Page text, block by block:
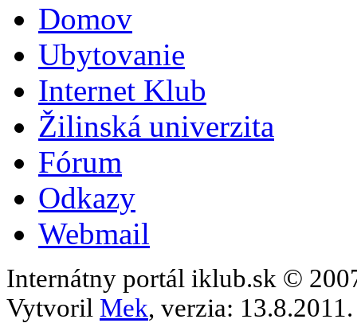
Domov
Ubytovanie
Internet Klub
Žilinská univerzita
Fórum
Odkazy
Webmail
Internátny portál iklub.sk ©
Vytvoril Mek, verzia: 13.8.2011.